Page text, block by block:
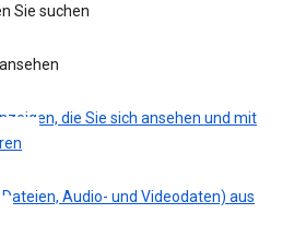
Sie suchen
die Sie sich ansehen und mit
Audio- und Videodaten) aus